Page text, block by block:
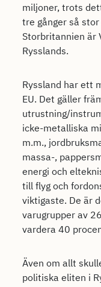
miljoner, trots
tre gånger så
Storbritannien är
Rysslands.
Ryssland har ett
EU. Det gäller
utrustning/
icke-metalliska
m.m.,
massa-,
energi och
till flyg och
viktigaste. De är
varugrupper av
vardera 40
Även om allt
politiska eliten i